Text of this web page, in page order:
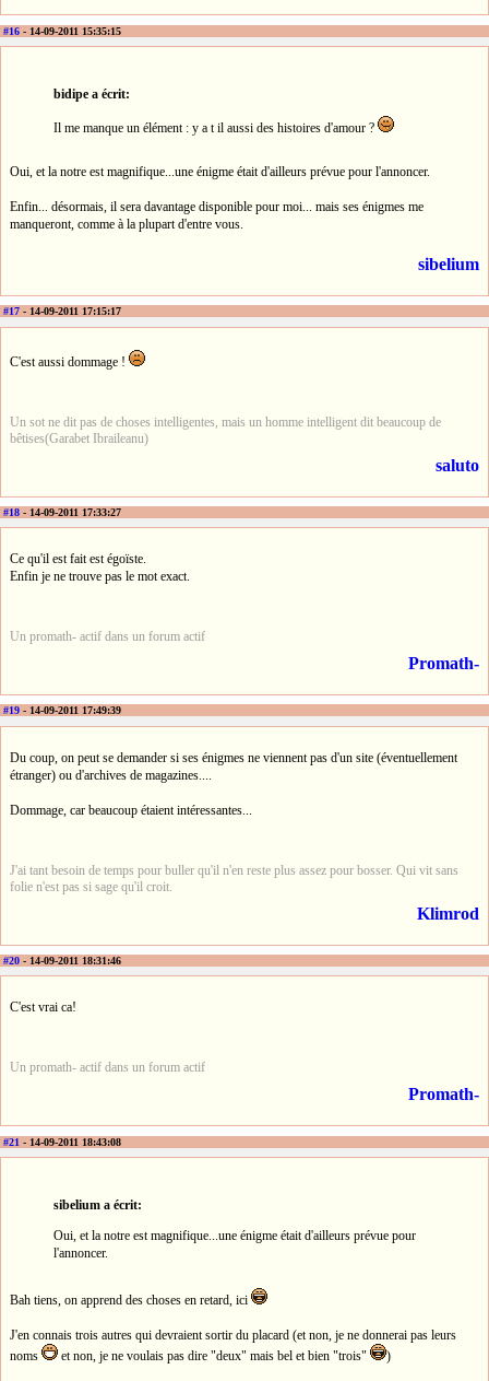
#16 - 14-09-2011 15:35:15
bidipe a écrit:
Il me manque un élément : y a t il aussi des histoires d'amour ?
Oui, et la notre est magnifique...une énigme était d'ailleurs prévue pour l'annoncer.
Enfin... désormais, il sera davantage disponible pour moi... mais ses énigmes me
manqueront, comme à la plupart d'entre vous.
sibelium
#17 - 14-09-2011 17:15:17
C'est aussi dommage !
Un sot ne dit pas de choses intelligentes, mais un homme intelligent dit beaucoup de
bêtises(Garabet Ibraileanu)
saluto
#18 - 14-09-2011 17:33:27
Ce qu'il est fait est égoïste.
Enfin je ne trouve pas le mot exact.
Un promath- actif dans un forum actif
Promath-
#19 - 14-09-2011 17:49:39
Du coup, on peut se demander si ses énigmes ne viennent pas d'un site (éventuellement
étranger) ou d'archives de magazines....
Dommage, car beaucoup étaient intéressantes...
J'ai tant besoin de temps pour buller qu'il n'en reste plus assez pour bosser. Qui vit sans
folie n'est pas si sage qu'il croit.
Klimrod
#20 - 14-09-2011 18:31:46
C'est vrai ca!
Un promath- actif dans un forum actif
Promath-
#21 - 14-09-2011 18:43:08
sibelium a écrit:
Oui, et la notre est magnifique...une énigme était d'ailleurs prévue pour
l'annoncer.
Bah tiens, on apprend des choses en retard, ici
J'en connais trois autres qui devraient sortir du placard (et non, je ne donnerai pas leurs
noms
et non, je ne voulais pas dire "deux" mais bel et bien "trois" )